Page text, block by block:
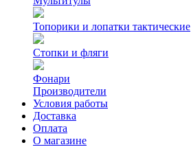
Топорики и лопатки тактические
Стопки и фляги
Фонари
Производители
Условия работы
Доставка
Оплата
О магазине